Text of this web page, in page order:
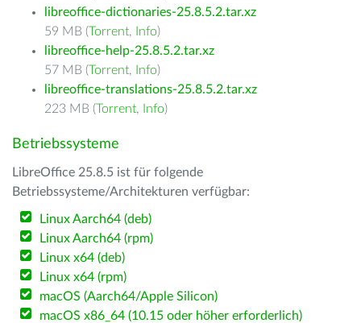
libreoffice-dictionaries-25.8.5.2.tar.xz
59 MB (Torrent, Info)
libreoffice-help-25.8.5.2.tar.xz
57 MB (Torrent, Info)
libreoffice-translations-25.8.5.2.tar.xz
223 MB (Torrent, Info)
Betriebssysteme
LibreOffice 25.8.5 ist für folgende
Betriebssysteme/Architekturen verfügbar:
Linux Aarch64 (deb)
Linux Aarch64 (rpm)
Linux x64 (deb)
Linux x64 (rpm)
macOS (Aarch64/Apple Silicon)
macOS x86_64 (10.15 oder höher erforderlich)